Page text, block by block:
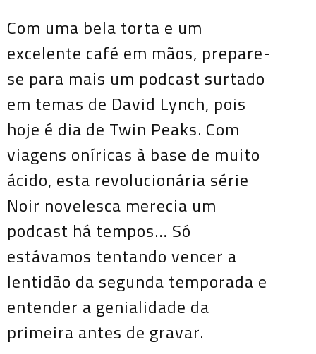
Com uma bela torta e um
excelente café em mãos, prepare-
se para mais um podcast surtado
em temas de David Lynch, pois
hoje é dia de Twin Peaks. Com
viagens oníricas à base de muito
ácido, esta revolucionária série
Noir novelesca merecia um
podcast há tempos… Só
estávamos tentando vencer a
lentidão da segunda temporada e
entender a genialidade da
primeira antes de gravar.